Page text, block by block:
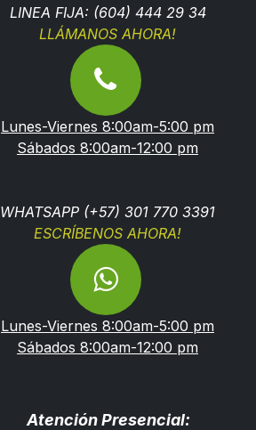
LINEA FIJA: (604) 444 29 34
LLÁMANOS AHORA!
Lunes-Viernes 8:00am-5:00 pm
Sábados 8:00am-12:00 pm
WHATSAPP (+57) 301 770 3391
ESCRÍBENOS AHORA!
Lunes-Viernes 8:00am-5:00 pm
Sábados 8:00am-12:00 pm
Atención Presencial: